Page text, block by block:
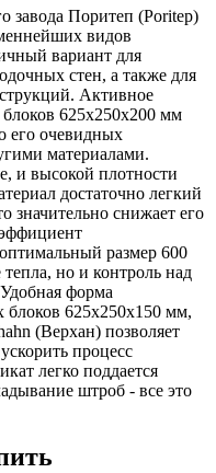
завода Поритеп (Poritep)
видов
вариант для
стен, а также для
Активное
625х250х200 мм
его очевидных
материалами.
и высокой плотности
достаточно легкий
значительно снижает его
размер 600
тепла, но и контроль над
форма
блоков 625х250х150 мм,
(Верхан) позволяет
процесс
легко поддается
штроб - все это